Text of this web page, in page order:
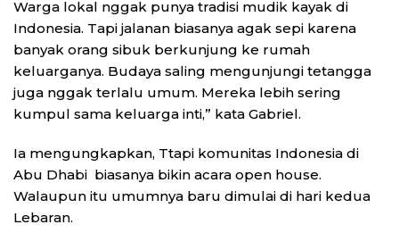
Warga lokal nggak punya tradisi mudik kayak di
Indonesia. Tapi jalanan biasanya agak sepi karena
banyak orang sibuk berkunjung ke rumah
keluarganya. Budaya saling mengunjungi tetangga
juga nggak terlalu umum. Mereka lebih sering
kumpul sama keluarga inti,” kata Gabriel.
Ia mengungkapkan, Ttapi komunitas Indonesia di
Abu Dhabi biasanya bikin acara open house.
Walaupun itu umumnya baru dimulai di hari kedua
Lebaran.